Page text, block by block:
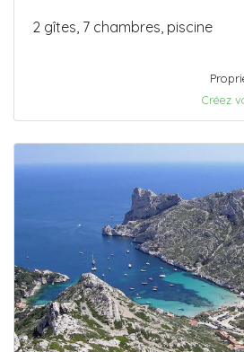
2 gîtes, 7 chambres, piscine
Créez